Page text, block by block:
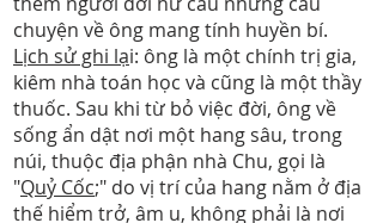
chuyện về ông mang tính huyền bí.
Lịch sử ghi lại: ông là một chính trị gia,
kiêm nhà toán học và cũng là một thầy
thuốc. Sau khi từ bỏ việc đời, ông về
sống ẩn dật nơi một hang sâu, trong
núi, thuộc địa phận nhà Chu, gọi là
"Quỷ Cốc;" do vị trí của hang nằm ở địa
thế hiểm trở, âm u, không phải là nơi